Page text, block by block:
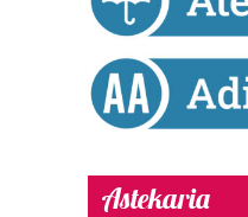
Astekaria